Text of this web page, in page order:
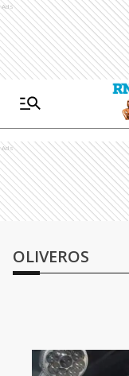
Ads
Ads
OLIVEROS